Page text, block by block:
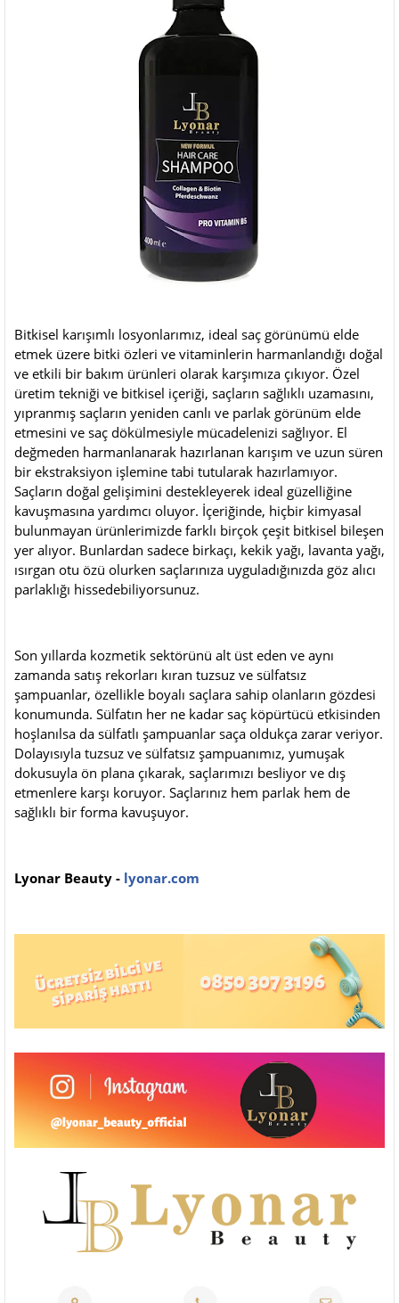
Bitkisel karışımlı losyonlarımız, ideal saç görünümü elde
etmek üzere bitki özleri ve vitaminlerin harmanlandığı doğal
ve etkili bir bakım ürünleri olarak karşımıza çıkıyor. Özel
üretim tekniği ve bitkisel içeriği, saçların sağlıklı uzamasını,
yıpranmış saçların yeniden canlı ve parlak görünüm elde
etmesini ve saç dökülmesiyle mücadelenizi sağlıyor. El
değmeden harmanlanarak hazırlanan karışım ve uzun süren
bir ekstraksiyon işlemine tabi tutularak hazırlamıyor.
Saçların doğal gelişimini destekleyerek ideal güzelliğine
kavuşmasına yardımcı oluyor. İçeriğinde, hiçbir kimyasal
bulunmayan ürünlerimizde farklı birçok çeşit bitkisel bileşen
yer alıyor. Bunlardan sadece birkaçı, kekik yağı, lavanta yağı,
ısırgan otu özü olurken saçlarınıza uyguladığınızda göz alıcı
parlaklığı hissedebiliyorsunuz.
Son yıllarda kozmetik sektörünü alt üst eden ve aynı
zamanda satış rekorları kıran tuzsuz ve sülfatsız
şampuanlar, özellikle boyalı saçlara sahip olanların gözdesi
konumunda. Sülfatın her ne kadar saç köpürtücü etkisinden
hoşlanılsa da sülfatlı şampuanlar saça oldukça zarar veriyor.
Dolayısıyla tuzsuz ve sülfatsız şampuanımız, yumuşak
dokusuyla ön plana çıkarak, saçlarımızı besliyor ve dış
etmenlere karşı koruyor. Saçlarınız hem parlak hem de
sağlıklı bir forma kavuşuyor.
Lyonar Beauty - lyonar.com